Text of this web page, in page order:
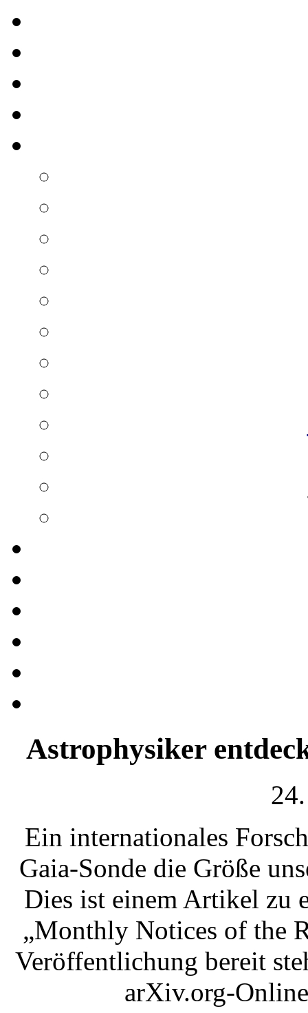
Astrophysiker
Ein internationales
Gaia-Sonde die Größe
Dies ist einem Artikel zu
„Monthly Notices of the
Veröffentlichung bereit
arXiv.org-